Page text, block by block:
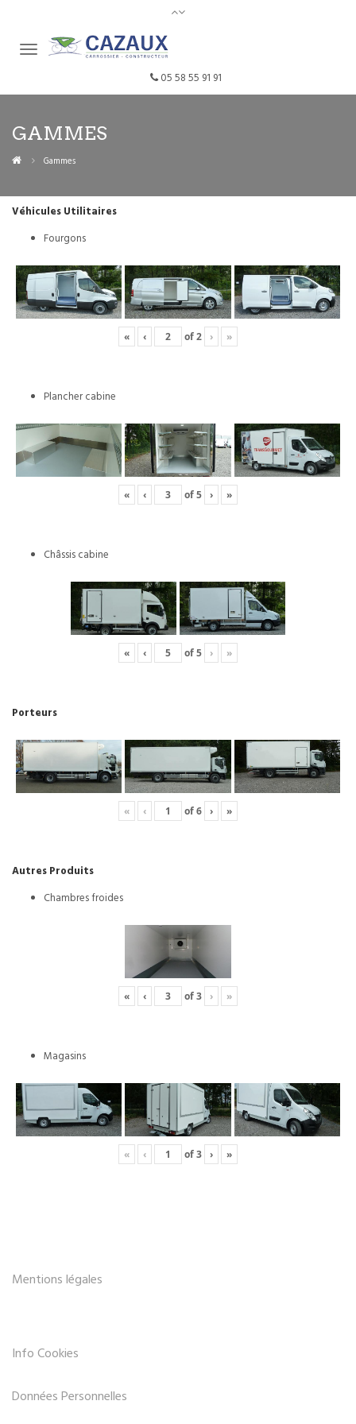
05 58 55 91 91
GAMMES
Gammes
Véhicules Utilitaires
Fourgons
« ‹ of2 › »
Plancher cabine
« ‹ of5 › »
Châssis cabine
« ‹ of5 › »
Porteurs
« ‹ of6 › »
Autres Produits
Chambres froides
« ‹ of3 › »
Magasins
« ‹ of3 › »
Mentions légales
Info Cookies
Données Personnelles